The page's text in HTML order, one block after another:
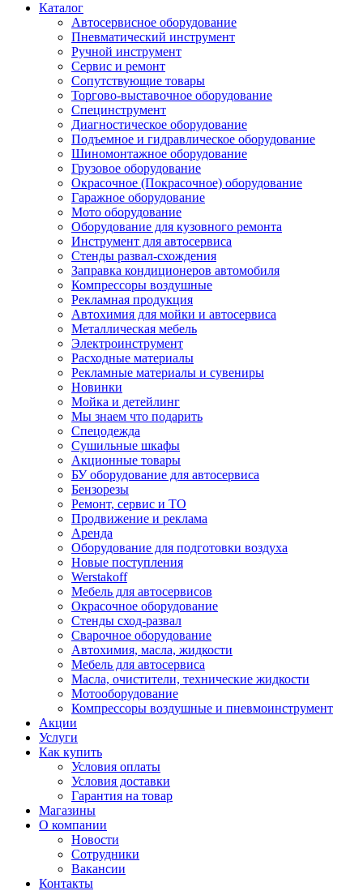
Каталог
Автосервисное оборудование
Пневматический инструмент
Ручной инструмент
Сервис и ремонт
Сопутствующие товары
Торгово-выставочное оборудование
Специнструмент
Диагностическое оборудование
Подъемное и гидравлическое оборудование
Шиномонтажное оборудование
Грузовое оборудование
Окрасочное (Покрасочное) оборудование
Гаражное оборудование
Мото оборудование
Оборудование для кузовного ремонта
Инструмент для автосервиса
Стенды развал-схождения
Заправка кондиционеров автомобиля
Компрессоры воздушные
Рекламная продукция
Автохимия для мойки и автосервиса
Металлическая мебель
Электроинструмент
Расходные материалы
Рекламные материалы и сувениры
Новинки
Мойка и детейлинг
Мы знаем что подарить
Спецодежда
Сушильные шкафы
Акционные товары
БУ оборудование для автосервиса
Бензорезы
Ремонт, сервис и ТО
Продвижение и реклама
Аренда
Оборудование для подготовки воздуха
Новые поступления
Werstakoff
Мебель для автосервисов
Окрасочное оборудование
Стенды сход-развал
Сварочное оборудование
Автохимия, масла, жидкости
Мебель для автосервиса
Масла, очистители, технические жидкости
Мотооборудование
Компрессоры воздушные и пневмоинструмент
Акции
Услуги
Как купить
Условия оплаты
Условия доставки
Гарантия на товар
Магазины
О компании
Новости
Сотрудники
Вакансии
Контакты